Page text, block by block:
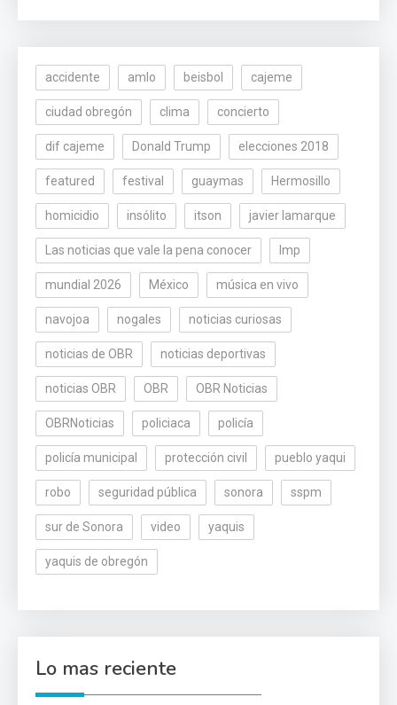
accidente amlo beisbol cajeme
ciudad obregón clima concierto
dif cajeme Donald Trump elecciones 2018
featured festival guaymas Hermosillo
homicidio insólito itson javier lamarque
Las noticias que vale la pena conocer lmp
mundial 2026 México música en vivo
navojoa nogales noticias curiosas
noticias de OBR noticias deportivas
noticias OBR OBR OBR Noticias
OBRNoticias policiaca policía
policía municipal protección civil pueblo yaqui
robo seguridad pública sonora sspm
sur de Sonora video yaquis
yaquis de obregón
Lo mas reciente